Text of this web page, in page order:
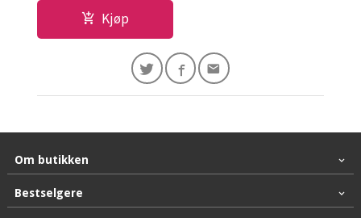
Kjøp
Om butikken
Bestselgere